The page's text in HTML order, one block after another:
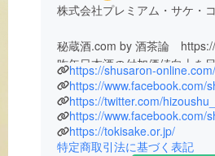
株式会社プレミアム・サケ・
秘蔵酒.com by 酒茶論
昨年日本酒の付加価値向上を
各蔵元や関係者と共に活動の
https://shusaron-online.com/
https://www.facebook.com/
https://twitter.com/
https://www.facebook.com/
https://tokisake.or.jp/
特定商取引法に基づく表記